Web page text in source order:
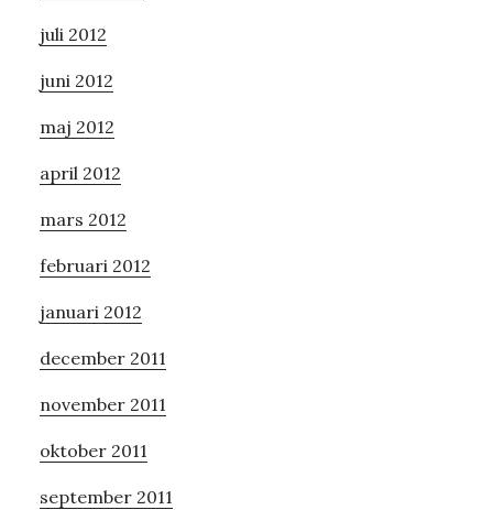
juli 2012
juni 2012
maj 2012
april 2012
mars 2012
februari 2012
januari 2012
december 2011
november 2011
oktober 2011
september 2011